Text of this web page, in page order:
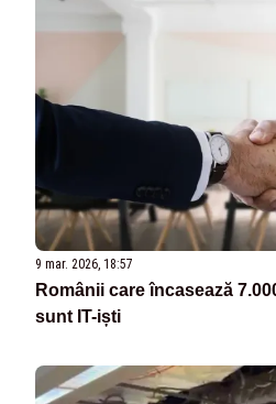
9 mar. 2026, 18:57
Românii care încasează
sunt IT-iști